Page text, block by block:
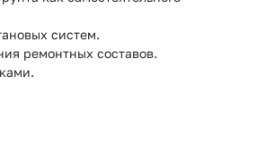
систем.
ремонтных составов.